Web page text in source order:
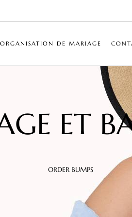
ORGANISATION DE MARIAGE
ET
ORDER BUMPS